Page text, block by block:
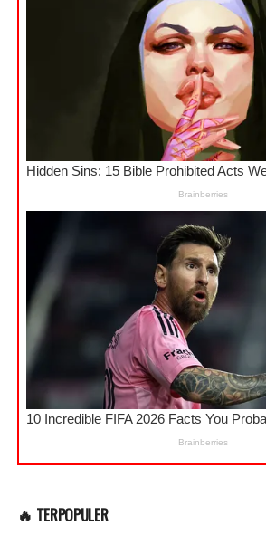
🔥 TERPOPULER